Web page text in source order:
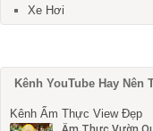
Xe Hơi
Kênh YouTube Hay Nên
Kênh Ẩm Thực View Đẹp